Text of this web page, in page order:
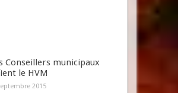
Conseillers municipaux
le HVM
2015